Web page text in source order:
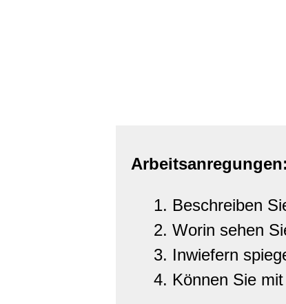
Arbeitsanregungen:
Beschreiben
Worin sehen
Inwiefern
Können Sie